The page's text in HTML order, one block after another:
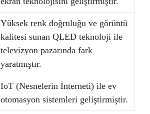
Yüksek renk doğruluğu ve görüntü
kalitesi sunan QLED teknoloji ile
televizyon pazarında fark
yaratmıştır.
IoT (Nesnelerin İnterneti) ile ev
otomasyon sistemleri geliştirmiştir.